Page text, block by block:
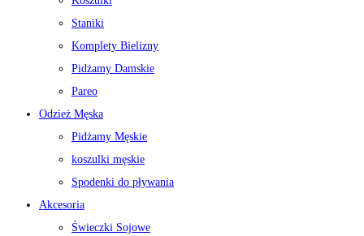
Staniki
Komplety Bielizny
Pidżamy Damskie
Pareo
Odzież Męska
Pidżamy Męskie
koszulki męskie
Spodenki do pływania
Akcesoria
Świeczki Sojowe